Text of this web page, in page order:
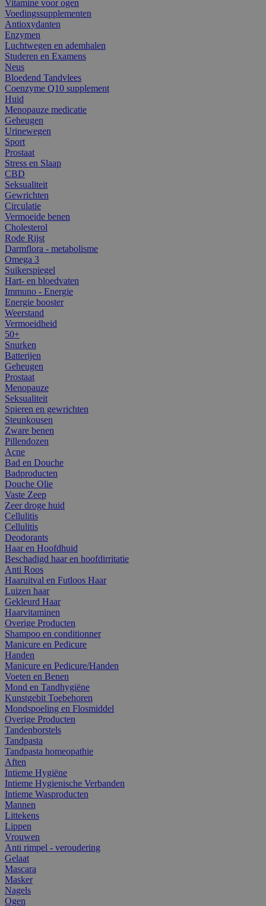
Vitamine voor ogen
Voedingssupplementen
Antioxydanten
Enzymen
Luchtwegen en ademhalen
Studeren en Examens
Neus
Bloedend Tandvlees
Coenzyme Q10 supplement
Huid
Menopauze medicatie
Geheugen
Urinewegen
Sport
Prostaat
Stress en Slaap
CBD
Seksualiteit
Gewrichten
Circulatie
Vermoeide benen
Cholesterol
Rode Rijst
Darmflora - metabolisme
Omega 3
Suikerspiegel
Hart- en bloedvaten
Immuno - Energie
Energie booster
Weerstand
Vermoeidheid
50+
Snurken
Batterijen
Geheugen
Prostaat
Menopauze
Seksualiteit
Spieren en gewrichten
Steunkousen
Zware benen
Pillendozen
Acne
Bad en Douche
Badproducten
Douche Olie
Vaste Zeep
Zeer droge huid
Cellulitis
Cellulitis
Deodorants
Haar en Hoofdhuid
Beschadigd haar en hoofdirritatie
Anti Roos
Haaruitval en Futloos Haar
Luizen haar
Gekleurd Haar
Haarvitaminen
Overige Producten
Shampoo en conditionner
Manicure en Pedicure
Handen
Manicure en Pedicure/Handen
Voeten en Benen
Mond en Tandhygiëne
Kunstgebit Toebehoren
Mondspoeling en Flosmiddel
Overige Producten
Tandenborstels
Tandpasta
Tandpasta homeopathie
Aften
Intieme Hygiëne
Intieme Hygienische Verbanden
Intieme Wasproducten
Mannen
Littekens
Lippen
Vrouwen
Anti rimpel - veroudering
Gelaat
Mascara
Masker
Nagels
Ogen